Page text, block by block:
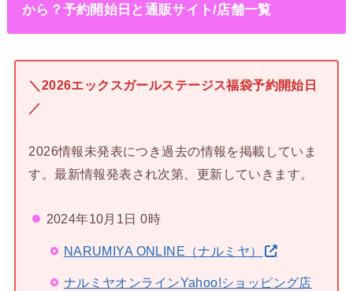
から？予約開始日と通販サイト/店舗一覧
＼2026エックスガールステージス福袋予約開始日
／
2026情報未発表につき過去の情報を掲載していま
す。最新情報発表され次第、更新していきます。
2024年10月1日 0時
NARUMIYA ONLINE（ナルミヤ）
ナルミヤオンラインYahoo!ショッピング店